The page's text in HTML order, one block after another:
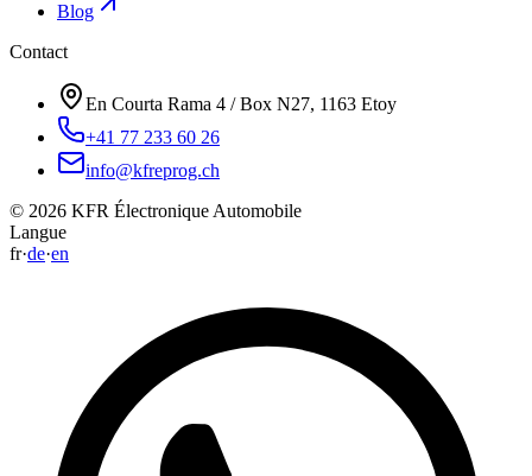
Blog
Contact
En Courta Rama 4 / Box N27, 1163 Etoy
+41 77 233 60 26
info@kfreprog.ch
© 2026 KFR Électronique Automobile
Langue
fr·de·en